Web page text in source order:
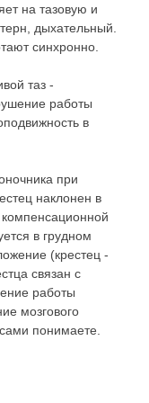
на тазовую и
дыхательный.
синхронно.
таз -
работы
в
при
наклонен в
в грудном
(крестец -
связан с
работы
мозгового
понимаете.